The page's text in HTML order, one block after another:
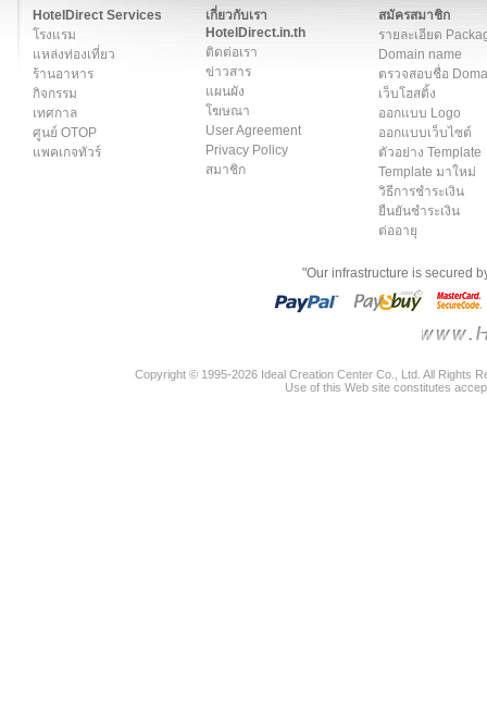
HotelDirect Services
โรงแรม
แหล่งท่องเที่ยว
ร้านอาหาร
กิจกรรม
เทศกาล
ศูนย์ OTOP
แพคเกจทัวร์
เกี่ยวกับเรา
HotelDirect.in.th
ติดต่อเรา
ข่าวสาร
แผนผัง
โฆษณา
User Agreement
Privacy Policy
สมาชิก
สมัครสมาชิก
รายละเอียด
Domain name
ตรวจสอบชื่อ
เว็บโฮสติ้ง
ออกแบบ Logo
ออกแบบเว็บไซต์
ตัวอย่าง Template
Template มาใหม่
วิธีการชำระเงิน
ยืนยันชำระเงิน
ต่ออายุ
"Our infrastructure is secured
Copyright © 1995-2026 Ideal Creation Center Co., Ltd. All Rights
Use of this Web site constitutes